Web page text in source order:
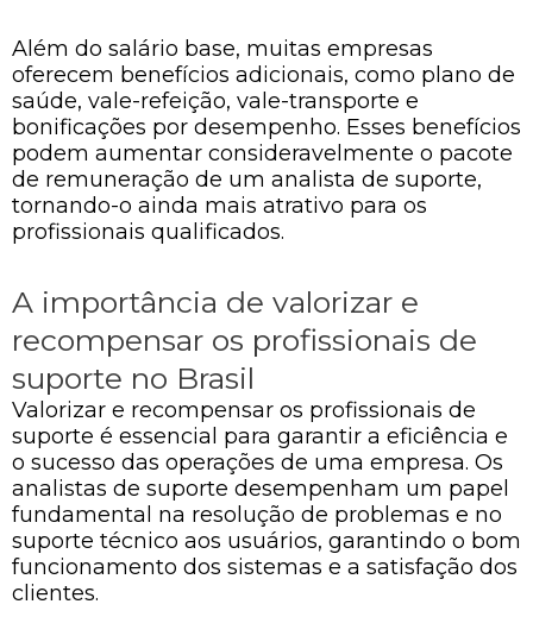
Além do salário base, muitas empresas
oferecem benefícios adicionais, como plano de
saúde, vale-refeição, vale-transporte e
bonificações por desempenho. Esses benefícios
podem aumentar consideravelmente o pacote
de remuneração de um analista de suporte,
tornando-o ainda mais atrativo para os
profissionais qualificados.
A importância de valorizar e
recompensar os profissionais de
suporte no Brasil
Valorizar e recompensar os profissionais de
suporte é essencial para garantir a eficiência e
o sucesso das operações de uma empresa. Os
analistas de suporte desempenham um papel
fundamental na resolução de problemas e no
suporte técnico aos usuários, garantindo o bom
funcionamento dos sistemas e a satisfação dos
clientes.